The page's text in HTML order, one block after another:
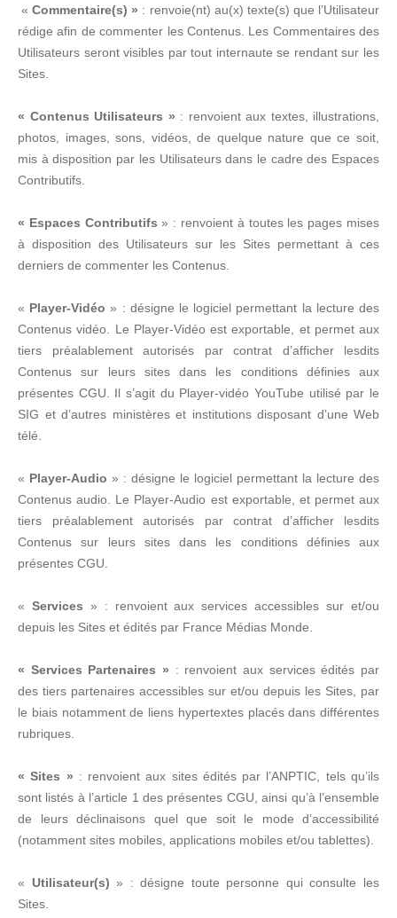
«Commentaire(s) » : renvoie(nt) au(x) texte(s) que l’Utilisateur
rédige afin de commenter les Contenus. Les Commentaires des
Utilisateurs seront visibles par tout internaute se rendant sur les
Sites.
« Contenus Utilisateurs » : renvoient aux textes, illustrations,
photos, images, sons, vidéos, de quelque nature que ce soit,
mis à disposition par les Utilisateurs dans le cadre des Espaces
Contributifs.
« Espaces Contributifs » : renvoient à toutes les pages mises
à disposition des Utilisateurs sur les Sites permettant à ces
derniers de commenter les Contenus.
« Player-Vidéo» : désigne le logiciel permettant la lecture des
Contenus vidéo. Le Player-Vidéo est exportable, et permet aux
tiers préalablement autorisés par contrat d’afficher lesdits
Contenus sur leurs sites dans les conditions définies aux
présentes CGU. Il s’agit du Player-vidéo YouTube utilisé par le
SIG et d’autres ministères et institutions disposant d’une Web
télé.
« Player-Audio » : désigne le logiciel permettant la lecture des
Contenus audio. Le Player-Audio est exportable, et permet aux
tiers préalablement autorisés par contrat d’afficher lesdits
Contenus sur leurs sites dans les conditions définies aux
présentes CGU.
« Services » : renvoient aux services accessibles sur et/ou
depuis les Sites et édités par France Médias Monde.
« Services Partenaires » : renvoient aux services édités par
des tiers partenaires accessibles sur et/ou depuis les Sites, par
le biais notamment de liens hypertextes placés dans différentes
rubriques.
« Sites » : renvoient aux sites édités par l’ANPTIC, tels qu’ils
sont listés à l’article 1 des présentes CGU, ainsi qu’à l’ensemble
de leurs déclinaisons quel que soit le mode d’accessibilité
(notamment sites mobiles, applications mobiles et/ou tablettes).
« Utilisateur(s) » : désigne toute personne qui consulte les
Sites.